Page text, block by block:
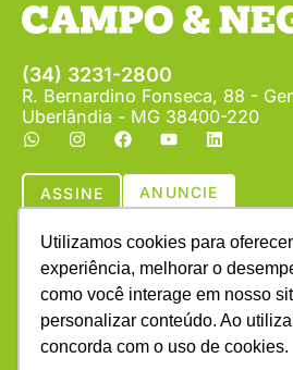
Utilizamos cookies para
experiência, melhorar o
como você interage em nosso
personalizar conteúdo. Ao
concorda com o uso de cookies.
(34) 3231-2800
R. Bernardino Fonseca, 88 -
Uberlândia - MG 38400-220
ASSINE ANUNCIE
Copyright © (1990 - 2026) Revista
direitos reservados. É proibida a
página em qualquer meio de